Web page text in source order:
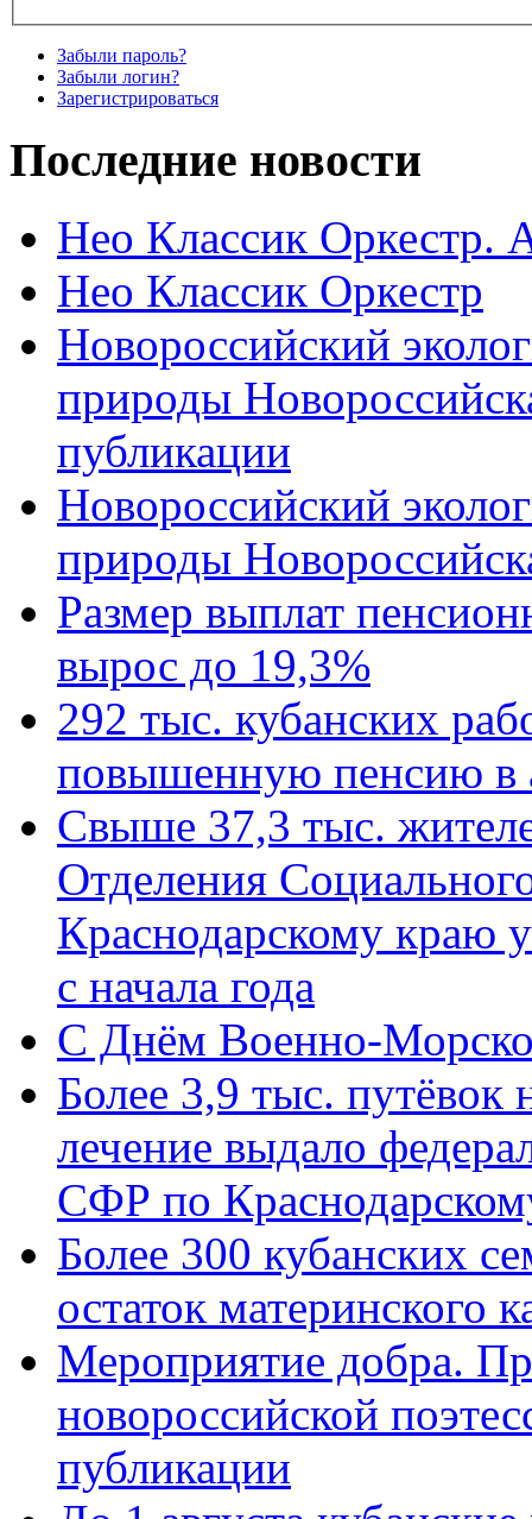
Забыли пароль?
Забыли логин?
Зарегистрироваться
Последние новости
Нео Классик Оркестр.
Нео Классик Оркестр
Новороссийский
природы
публикации
Новороссийский
природы
Размер выплат
вырос до 19,3%
292 тыс. кубанских
повышенную пенсию в
Свыше 37,3 тыс.
Отделения
Краснодарскому краю
с начала года
C Днём Военно-
Более 3,9 тыс. путёвок
лечение выдало
СФР по
Более 300 кубанских
остаток материнского
Мероприятие добра.
новороссийской
публикации